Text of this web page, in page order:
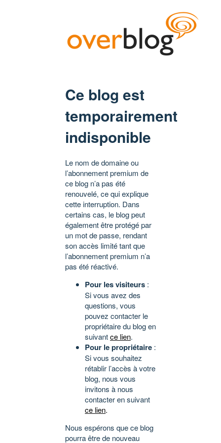
Ce blog est
temporairement
indisponible
Le nom de domaine ou
l’abonnement premium de
ce blog n’a pas été
renouvelé, ce qui explique
cette interruption. Dans
certains cas, le blog peut
également être protégé par
un mot de passe, rendant
son accès limité tant que
l’abonnement premium n’a
pas été réactivé.
Pour les visiteurs :
Si vous avez des
questions, vous
pouvez contacter le
propriétaire du blog en
suivantce lien.
Pour le propriétaire :
Si vous souhaitez
rétablir l’accès à votre
blog, nous vous
invitons à nous
contacter en suivant
ce lien.
Nous espérons que ce blog
pourra être de nouveau